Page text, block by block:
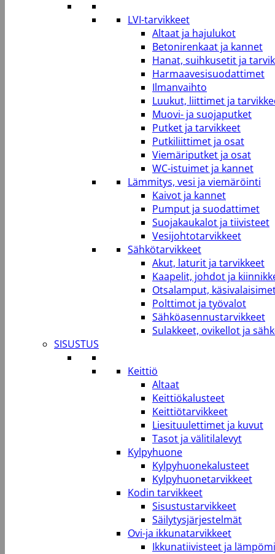
LVI-tarvikkeet
Altaat ja hajulukot
Betonirenkaat ja kannet
Hanat, suihkusetit ja
Harmaavesisuodattimet
Ilmanvaihto
Luukut, liittimet ja
Muovi- ja suojaputket
Putket ja tarvikkeet
Putkiliittimet ja osat
Viemäriputket ja osat
WC-istuimet ja kannet
Lämmitys, vesi ja viemäröinti
Kaivot ja kannet
Pumput ja suodattimet
Suojakaukalot ja tiivisteet
Vesijohtotarvikkeet
Sähkötarvikkeet
Akut, laturit ja tarvikkeet
Kaapelit, johdot ja
Otsalamput,
Polttimot ja työvalot
Sähköasennustarvikkeet
Sulakkeet, ovikellot ja
SISUSTUS
Keittiö
Altaat
Keittiökalusteet
Keittiötarvikkeet
Liesituulettimet ja kuvut
Tasot ja välitilalevyt
Kylpyhuone
Kylpyhuonekalusteet
Kylpyhuonetarvikkeet
Kodin tarvikkeet
Sisustustarvikkeet
Säilytysjärjestelmät
Ovi-ja ikkunatarvikkeet
Ikkunatiivisteet ja